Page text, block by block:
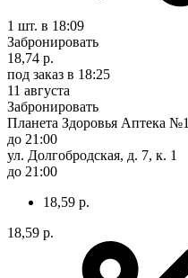
1 шт. в 18:09
Забронировать
18,74 р.
под заказ в 18:25
11 августа
Забронировать
Планета Здоровья Аптека №1
до 21:00
ул. Долгобродская, д. 7, к. 1
до 21:00
18,59 р.
18,59 р.